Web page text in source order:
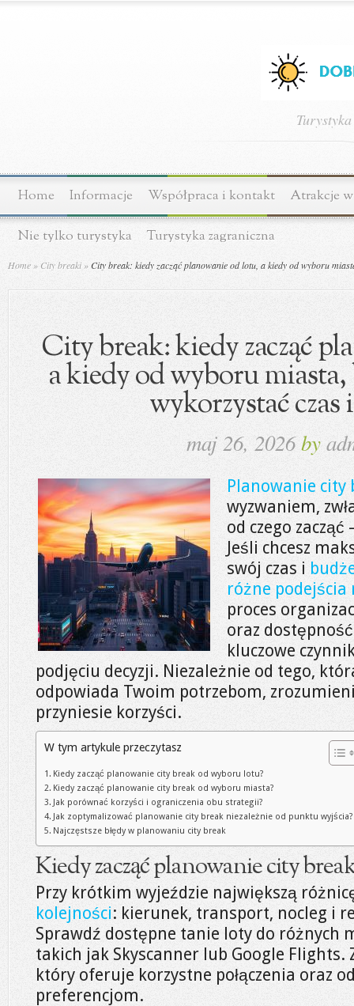
Home Informacje Współpraca i kontakt Atrakcje
Nie tylko turystyka Turystyka zagraniczna
Home » City breaki »City break: kiedy zacząć planowanie od lotu, a kiedy od wyboru
City break: kiedy zacząć
a kiedy od wyboru
wykorzystać czas
maj 26, 2026by
Planowanie city
wyzwaniem,
od czego
Jeśli chcesz
swój czas i
różne podejścia
proces
oraz
kluczowe
podjęciu decyzji. Niezależnie od tego,
odpowiada Twoim potrzebom,
przyniesie korzyści.
W tym artykule przeczytasz
Kiedy zacząć planowanie city break od wyboru lotu?
Kiedy zacząć planowanie city break od wyboru miasta?
Jak porównać korzyści i ograniczenia obu strategii?
Jak zoptymalizować planowanie city break niezależnie od punktu wyjścia?
Najczęstsze błędy w planowaniu city break
Kiedy zacząć planowanie city
Przy krótkim wyjeździe największą
kolejności: kierunek, transport, nocleg i
Sprawdź dostępne tanie loty do różnych
takich jak Skyscanner lub Google Flights.
który oferuje korzystne połączenia oraz
preferencjom.